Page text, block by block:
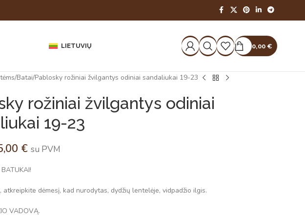
LIETUVIŲ 0,00 €
Batai Pablosky rožiniai žvilgantys odiniai sandaliukai 19-23
rožiniai žvilgantys odiniai
19-23
€ su PVM
atkreipkite dėmesį, kad nurodytas, dydžių lentelėje, vidpadžio ilgis.
VADOVĄ.